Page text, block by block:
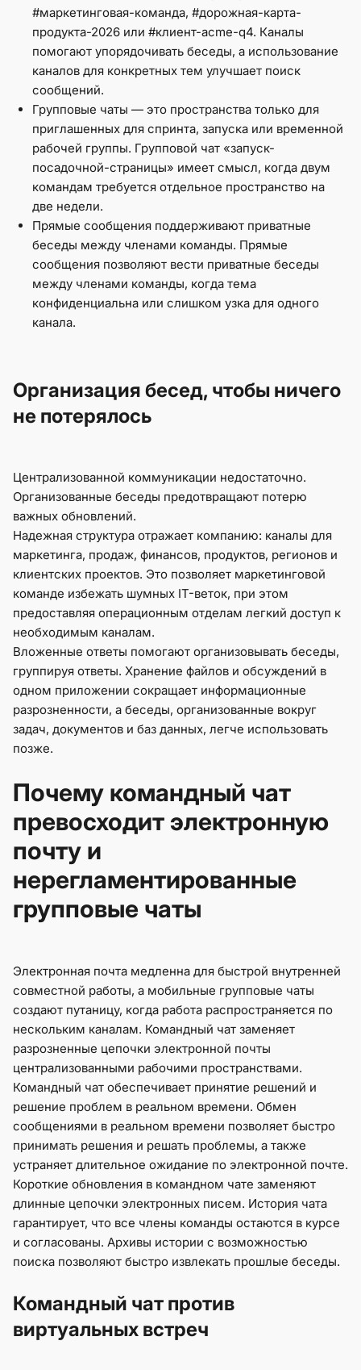
#маркетинговая-команда, #дорожная-карта-
продукта-2026 или #клиент-acme-q4. Каналы
помогают упорядочивать беседы, а использование
каналов для конкретных тем улучшает поиск
сообщений.
Групповые чаты — это пространства только для
приглашенных для спринта, запуска или временной
рабочей группы. Групповой чат «запуск-
посадочной-страницы» имеет смысл, когда двум
командам требуется отдельное пространство на
две недели.
Прямые сообщения поддерживают приватные
беседы между членами команды. Прямые
сообщения позволяют вести приватные беседы
между членами команды, когда тема
конфиденциальна или слишком узка для одного
канала.
Организация бесед, чтобы ничего
не потерялось
Централизованной коммуникации недостаточно.
Организованные беседы предотвращают потерю
важных обновлений.
Надежная структура отражает компанию: каналы для
маркетинга, продаж, финансов, продуктов, регионов и
клиентских проектов. Это позволяет маркетинговой
команде избежать шумных IT-веток, при этом
предоставляя операционным отделам легкий доступ к
необходимым каналам.
Вложенные ответы помогают организовывать беседы,
группируя ответы. Хранение файлов и обсуждений в
одном приложении сокращает информационные
разрозненности, а беседы, организованные вокруг
задач, документов и баз данных, легче использовать
позже.
Почему командный чат
превосходит электронную
почту и
нерегламентированные
групповые чаты
Электронная почта медленна для быстрой внутренней
совместной работы, а мобильные групповые чаты
создают путаницу, когда работа распространяется по
нескольким каналам. Командный чат заменяет
разрозненные цепочки электронной почты
централизованными рабочими пространствами.
Командный чат обеспечивает принятие решений и
решение проблем в реальном времени. Обмен
сообщениями в реальном времени позволяет быстро
принимать решения и решать проблемы, а также
устраняет длительное ожидание по электронной почте.
Короткие обновления в командном чате заменяют
длинные цепочки электронных писем. История чата
гарантирует, что все члены команды остаются в курсе
и согласованы. Архивы истории с возможностью
поиска позволяют быстро извлекать прошлые беседы.
Командный чат против
виртуальных встреч